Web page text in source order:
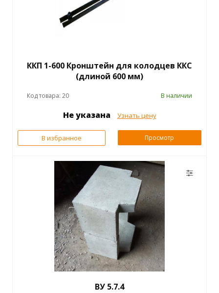
ККП 1-600 Кронштейн для колодцев ККС
(длиной 600 мм)
Код товара: 20 В наличии
Не указана Узнать цену
В избранное Просмотр
ВУ 5.7.4